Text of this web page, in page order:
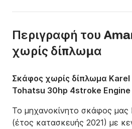
Περιγραφή του
χωρίς δίπλωμα
Σκάφος χωρίς δίπλωμα
Tohatsu 30hp 4stroke
Το μηχανοκίνητο σκάφος μας
(έτος κατασκευής 2021) με